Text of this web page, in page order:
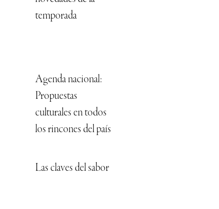
temporada
Agenda nacional:
Propuestas
culturales en todos
los rincones del país
Las claves del sabor